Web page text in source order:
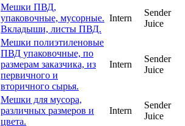
Мешки ПВД,
упаковочные, мусорные.
Вкладыши, листы ПВД.
Intern
Sender
Juice
Мешки полиэтиленовые
ПВД упаковочные, по
размерам заказчика, из
первичного и
вторичного сырья.
Intern
Sender
Juice
Мешки для мусора,
различных размеров и
цвета.
Intern
Sender
Juice